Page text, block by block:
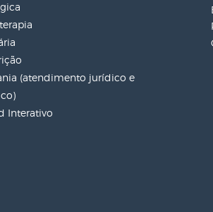
(atendimento jurídico e
Interativo